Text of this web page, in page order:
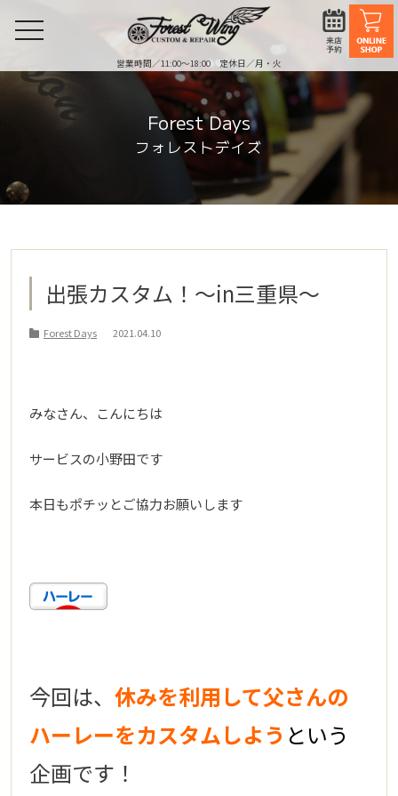
営業時間／11:00〜18:00 定休日／月・火
toggle
Forest Days
フォレストデイズ
出張カスタム！〜in三重県〜
Forest Days 2021.04.10
みなさん、こんにちは
サービスの小野田です
本日もポチッとご協力お願いします
今回は、 休みを利用して父さんの
ハーレーをカスタムしよう という
企画です！